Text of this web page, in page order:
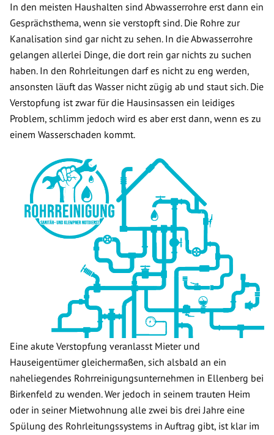
In den meisten Haushalten sind Abwasserrohre erst dann ein
Gesprächsthema, wenn sie verstopft sind. Die Rohre zur
Kanalisation sind gar nicht zu sehen. In die Abwasserrohre
gelangen allerlei Dinge, die dort rein gar nichts zu suchen
haben. In den Rohrleitungen darf es nicht zu eng werden,
ansonsten läuft das Wasser nicht zügig ab und staut sich. Die
Verstopfung ist zwar für die Hausinsassen ein leidiges
Problem, schlimm jedoch wird es aber erst dann, wenn es zu
einem Wasserschaden kommt.
Eine akute Verstopfung veranlasst Mieter und
Hauseigentümer gleichermaßen, sich alsbald an ein
naheliegendes Rohrreinigungsunternehmen in Ellenberg bei
Birkenfeld zu wenden. Wer jedoch in seinem trauten Heim
oder in seiner Mietwohnung alle zwei bis drei Jahre eine
Spülung des Rohrleitungssystems in Auftrag gibt, ist klar im